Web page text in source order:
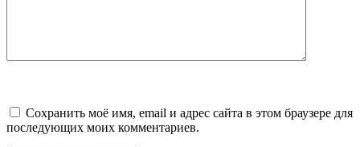
Сохранить моё имя, email и адрес сайта в этом браузере для
последующих моих комментариев.